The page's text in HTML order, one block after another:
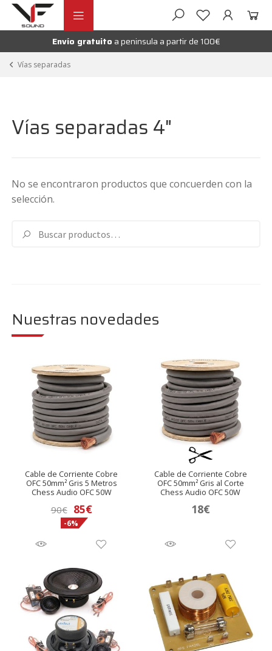
Ir
navegación
Ir
contenidoEnvío gratuito a peninsula a partir de 100€
Vías separadas
Vías separadas 4"
No se encontraron productos que concuerden con la
selección.
por:
Buscar
Nuestras novedades
Cable de Corriente Cobre
OFC 50mm² Gris 5 Metros
Chess Audio OFC 50W
90€ El
precio
original
90€.
85€El
actual
85€.
-6%
Cable de Corriente Cobre
OFC 50mm² Gris al Corte
Chess Audio OFC 50W
18€